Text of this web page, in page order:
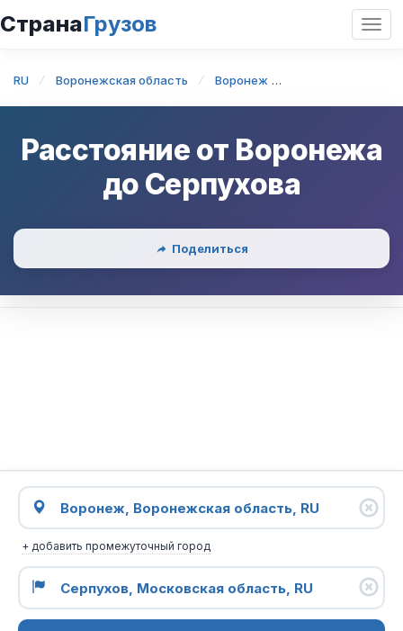
СтранаГрузов
RU Воронежская область Воронеж
Расстояние от Воронежа
до Серпухова
Поделиться
+ добавить промежуточный город